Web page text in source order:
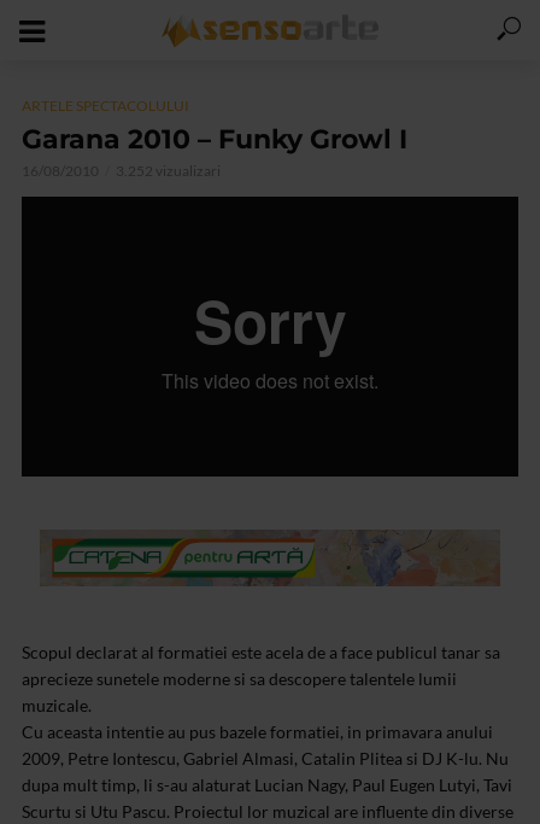
ARTELE SPECTACOLULUI
Garana 2010 – Funky Growl I
16/08/2010 3.252 vizualizari
Scopul declarat al formatiei este acela de a face publicul tanar sa
aprecieze sunetele moderne si sa descopere talentele lumii
muzicale.
Cu aceasta intentie au pus bazele formatiei, in primavara anului
2009, Petre Iontescu, Gabriel Almasi, Catalin Plitea si DJ K-lu. Nu
dupa mult timp, li s-au alaturat Lucian Nagy, Paul Eugen Lutyi, Tavi
Scurtu si Utu Pascu. Proiectul lor muzical are influente din diverse